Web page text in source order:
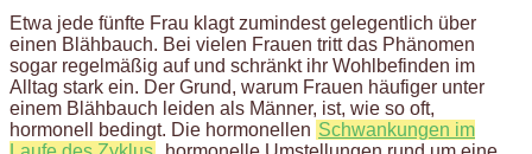
Etwa jede fünfte Frau klagt zumindest gelegentlich über
einen Blähbauch. Bei vielen Frauen tritt das Phänomen
sogar regelmäßig auf und schränkt ihr Wohlbefinden im
Alltag stark ein. Der Grund, warum Frauen häufiger unter
einem Blähbauch leiden als Männer, ist, wie so oft,
hormonell bedingt. Die hormonellen Schwankungen im